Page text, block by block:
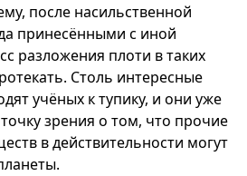
после насильственной
принесёнными с иной
разложения плоти в таких
Столь интересные
учёных к тупику, и они уже
зрения о том, что прочие
в действительности могут